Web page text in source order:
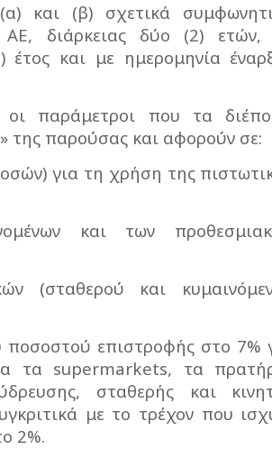
και (β) σχετικά
ΑΕ, διάρκειας δύο (2) ετών,
και με ημερομηνία
παράμετροι που τα
της παρούσας και αφορούν σε:
για τη χρήση της
και των
(σταθερού και
ποσοστού επιστροφής στο 7%
τα supermarkets, τα
σταθερής και
με το τρέχον που
2%.